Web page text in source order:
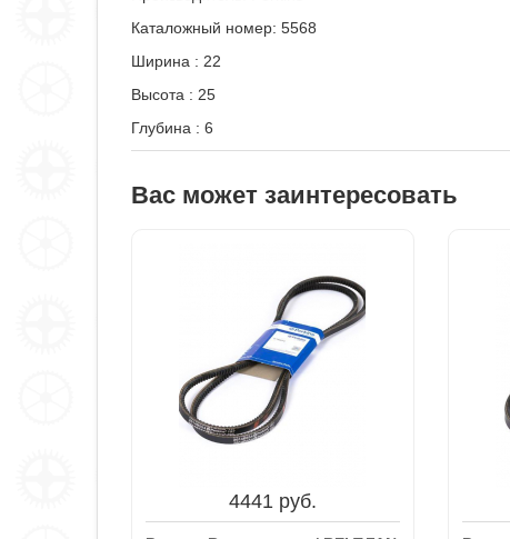
Каталожный номер: 5568
Ширина : 22
Высота : 25
Глубина : 6
Вас может заинтересовать
4441 руб.